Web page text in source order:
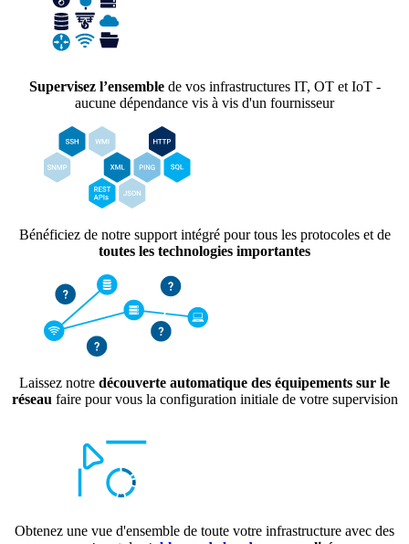
Supervisez l’ensemble de vos infrastructures IT, OT et IoT -
aucune dépendance vis à vis d'un fournisseur
Bénéficiez de notre support intégré pour tous les protocoles et de
toutes les technologies importantes
Laissez notre découverte automatique des équipements sur le
réseau faire pour vous la configuration initiale de votre supervision
Obtenez une vue d'ensemble de toute votre infrastructure avec des